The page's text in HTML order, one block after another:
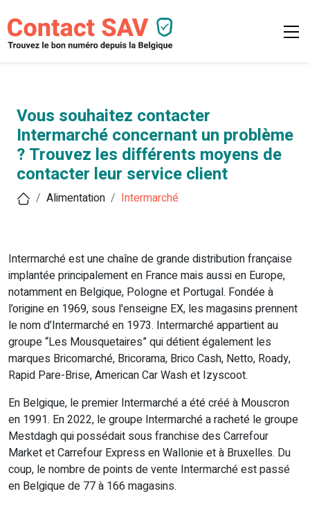
Vous souhaitez contacter
Intermarché concernant un problème
? Trouvez les différents moyens de
contacter leur service client
Alimentation Intermarché
Intermarché est une chaîne de grande distribution française
implantée principalement en France mais aussi en Europe,
notamment en Belgique, Pologne et Portugal. Fondée à
l’origine en 1969, sous l'enseigne EX, les magasins prennent
le nom d’Intermarché en 1973. Intermarché appartient au
groupe “Les Mousquetaires” qui détient également les
marques Bricomarché, Bricorama, Brico Cash, Netto, Roady,
Rapid Pare-Brise, American Car Wash et Izyscoot.
En Belgique, le premier Intermarché a été créé à Mouscron
en 1991. En 2022, le groupe Intermarché a racheté le groupe
Mestdagh qui possédait sous franchise des Carrefour
Market et Carrefour Express en Wallonie et à Bruxelles. Du
coup, le nombre de points de vente Intermarché est passé
en Belgique de 77 à 166 magasins.